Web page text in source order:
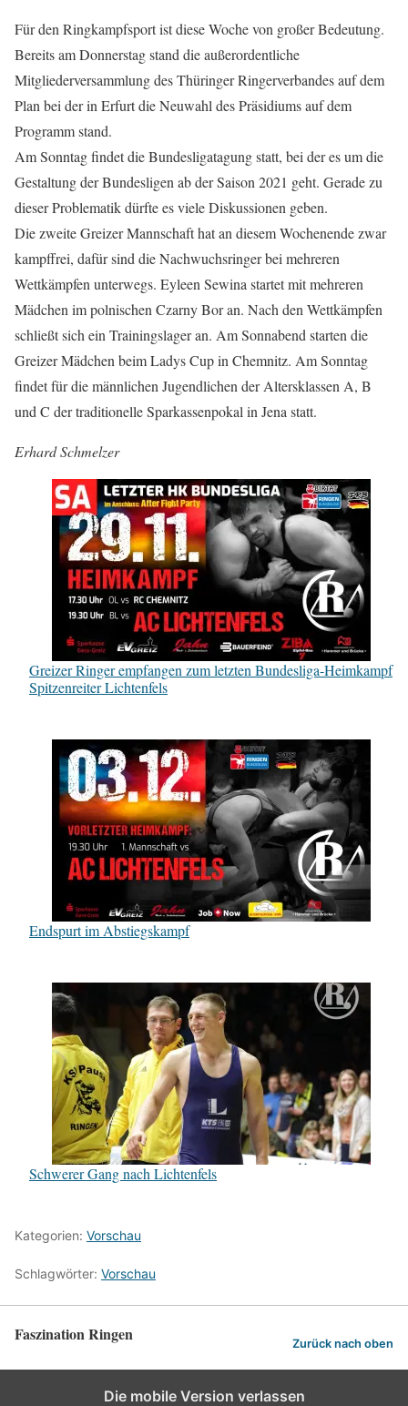
Für den Ringkampfsport ist diese Woche von großer Bedeutung.
Bereits am Donnerstag stand die außerordentliche
Mitgliederversammlung des Thüringer Ringerverbandes auf dem
Plan bei der in Erfurt die Neuwahl des Präsidiums auf dem
Programm stand.
Am Sonntag findet die Bundesligatagung statt, bei der es um die
Gestaltung der Bundesligen ab der Saison 2021 geht. Gerade zu
dieser Problematik dürfte es viele Diskussionen geben.
Die zweite Greizer Mannschaft hat an diesem Wochenende zwar
kampffrei, dafür sind die Nachwuchsringer bei mehreren
Wettkämpfen unterwegs. Eyleen Sewina startet mit mehreren
Mädchen im polnischen Czarny Bor an. Nach den Wettkämpfen
schließt sich ein Trainingslager an. Am Sonnabend starten die
Greizer Mädchen beim Ladys Cup in Chemnitz. Am Sonntag
findet für die männlichen Jugendlichen der Altersklassen A, B
und C der traditionelle Sparkassenpokal in Jena statt.
Erhard Schmelzer
Greizer Ringer empfangen zum letzten Bundesliga-Heimkampf
Spitzenreiter Lichtenfels
Endspurt im Abstiegskampf
Schwerer Gang nach Lichtenfels
Kategorien: Vorschau
Schlagwörter: Vorschau
Faszination Ringen Zurück nach oben
Die mobile Version verlassen